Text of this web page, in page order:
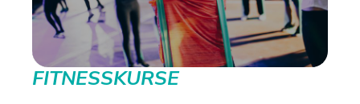
FITNESSKURSE